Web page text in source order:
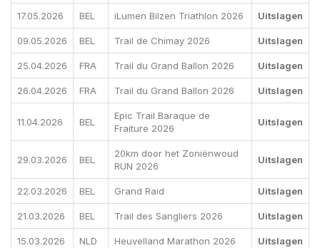
17.05.2026 BEL iLumen Bilzen Triathlon 2026 Uitslagen
09.05.2026 BEL Trail de Chimay 2026 Uitslagen
25.04.2026 FRA Trail du Grand Ballon 2026 Uitslagen
26.04.2026 FRA Trail du Grand Ballon 2026 Uitslagen
11.04.2026 BEL
Epic Trail Baraque de
Fraiture 2026
Uitslagen
29.03.2026 BEL
20km door het Zoniënwoud
RUN 2026
Uitslagen
22.03.2026 BEL Grand Raid Uitslagen
21.03.2026 BEL Trail des Sangliers 2026 Uitslagen
15.03.2026 NLD Heuvelland Marathon 2026 Uitslagen